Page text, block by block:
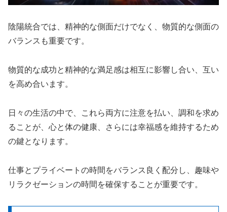
陰陽統合では、精神的な側面だけでなく、物質的な側面の
バランスも重要です。
物質的な成功と精神的な満足感は相互に影響し合い、互い
を高め合います。
日々の生活の中で、これら両方に注意を払い、調和を求め
ることが、心と体の健康、さらには幸福感を維持するため
の鍵となります。
仕事とプライベートの時間をバランス良く配分し、趣味や
リラクゼーションの時間を確保することが重要です。